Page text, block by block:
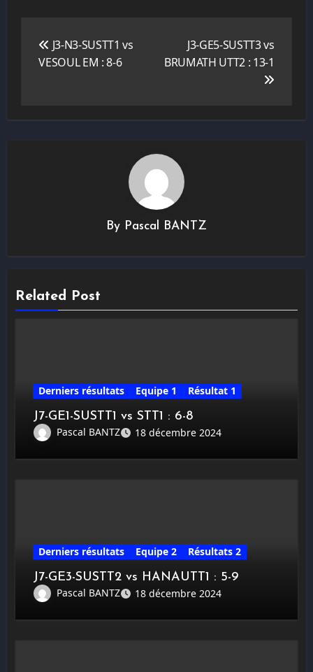
l’article
J3-N3-SUSTT1 vs
VESOUL EM : 8-6
J3-GE5-SUSTT3 vs
BRUMATH UTT2 : 13-1
By Pascal BANTZ
Related Post
Derniers résultats Equipe 1
Résultat 1
J7-GE1-SUSTT1 vs STT1 : 6-8
Pascal BANTZ
18 décembre 2024
Derniers résultats Equipe 2
Résultats 2
J7-GE3-SUSTT2 vs HANAUTT1 : 5-9
Pascal BANTZ
18 décembre 2024